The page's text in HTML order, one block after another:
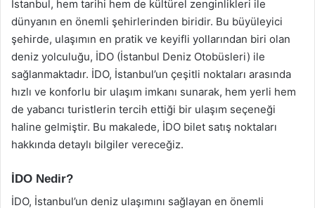
İstanbul, hem tarihi hem de kültürel zenginlikleri ile
dünyanın en önemli şehirlerinden biridir. Bu büyüleyici
şehirde, ulaşımın en pratik ve keyifli yollarından biri olan
deniz yolculuğu, İDO (İstanbul Deniz Otobüsleri) ile
sağlanmaktadır. İDO, İstanbul’un çeşitli noktaları arasında
hızlı ve konforlu bir ulaşım imkanı sunarak, hem yerli hem
de yabancı turistlerin tercih ettiği bir ulaşım seçeneği
haline gelmiştir. Bu makalede, İDO bilet satış noktaları
hakkında detaylı bilgiler vereceğiz.
İDO Nedir?
İDO, İstanbul’un deniz ulaşımını sağlayan en önemli